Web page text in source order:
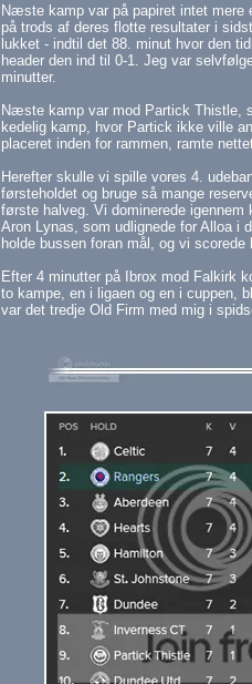
Næste kamp var på papiret intet mere
på trods af deres flotte resultater i
lukket - indtil det 88. minut hvor den
header den ind til 0-1. Jeg var
minutter.
Næste kamp var mod Partick Thistle,
kedelig kamp, hvor Partick ikke ville
placeret inden for rammen, ramte
Herefter skulle vi spille vores 4.
førsteholdet og bruge så mange
første halveg. Vi dominerede
Aron Lynas, som udlignede for Alloa i
holde bussen foran mål, og vi
Efter 4 minutter på Ibrox mod Falkirk
to kampe, en i ligaen og en i cuppen,
var det tredje Old Firm med mig i